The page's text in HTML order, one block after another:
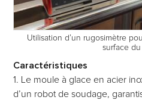
Utilisation d’un rugosimètre
surface
Caractéristiques
1. Le moule à glace en acier
d’un robot de soudage,